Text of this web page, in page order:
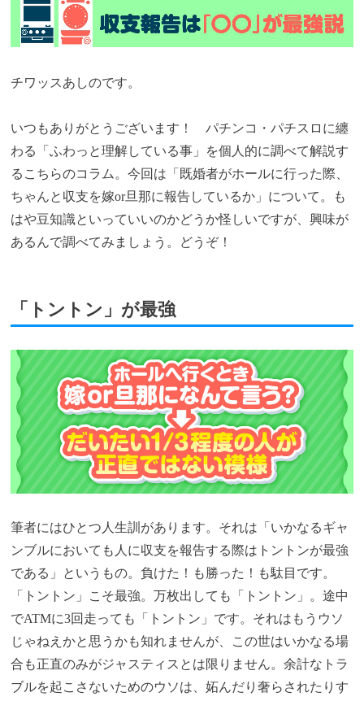
チワッスあしのです。
いつもありがとうございます！ パチンコ・パチスロに纏
わる「ふわっと理解している事」を個人的に調べて解説す
るこちらのコラム。今回は「既婚者がホールに行った際、
ちゃんと収支を嫁or旦那に報告しているか」について。も
はや豆知識といっていいのかどうか怪しいですが、興味が
あるんで調べてみましょう。どうぞ！
「トントン」が最強
筆者にはひとつ人生訓があります。それは「いかなるギャ
ンブルにおいても人に収支を報告する際はトントンが最強
である」というもの。負けた！も勝った！も駄目です。
「トントン」こそ最強。万枚出しても「トントン」。途中
でATMに3回走っても「トントン」です。それはもうウソ
じゃねえかと思うかも知れませんが、この世はいかなる場
合も正直のみがジャスティスとは限りません。余計なトラ
ブルを起こさないためのウソは、妬んだり奢らされたりす